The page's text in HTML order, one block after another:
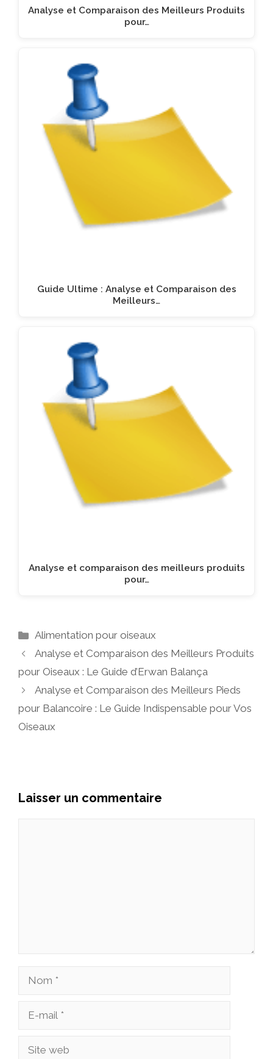
Analyse et Comparaison des Meilleurs Produits
pour…
Guide Ultime : Analyse et Comparaison des
Meilleurs…
Analyse et comparaison des meilleurs produits
pour…
Catégories
Alimentation pour oiseaux
Analyse et Comparaison des Meilleurs Produits
pour Oiseaux : Le Guide d’Erwan Balança
Analyse et Comparaison des Meilleurs Pieds
pour Balancoire : Le Guide Indispensable pour Vos
Oiseaux
Laisser un commentaire
Nom
Site